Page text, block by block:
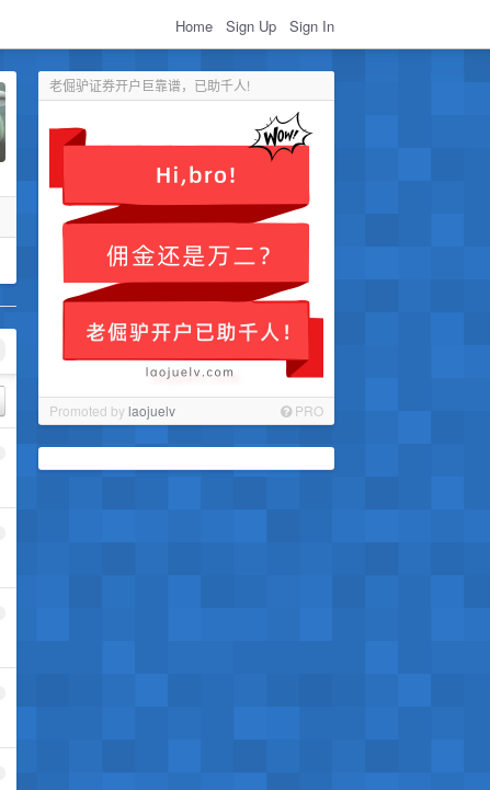
Home Sign Up Sign In
老倔驴证券开户巨靠谱，已助千人!
Promoted bylaojuelv PRO